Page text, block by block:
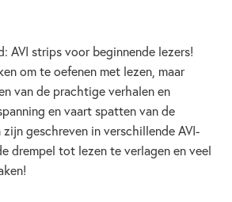
AVI strips voor beginnende lezers!
om te oefenen met lezen, maar
van de prachtige verhalen en
en vaart spatten van de
geschreven in verschillende AVI-
drempel tot lezen te verlagen en veel